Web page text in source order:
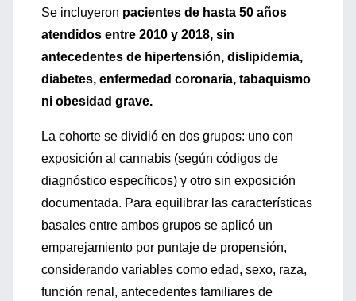
Se incluyeron pacientes de hasta 50 años
atendidos entre 2010 y 2018, sin
antecedentes de hipertensión, dislipidemia,
diabetes, enfermedad coronaria, tabaquismo
ni obesidad grave.
La cohorte se dividió en dos grupos: uno con
exposición al cannabis (según códigos de
diagnóstico específicos) y otro sin exposición
documentada. Para equilibrar las características
basales entre ambos grupos se aplicó un
emparejamiento por puntaje de propensión,
considerando variables como edad, sexo, raza,
función renal, antecedentes familiares de